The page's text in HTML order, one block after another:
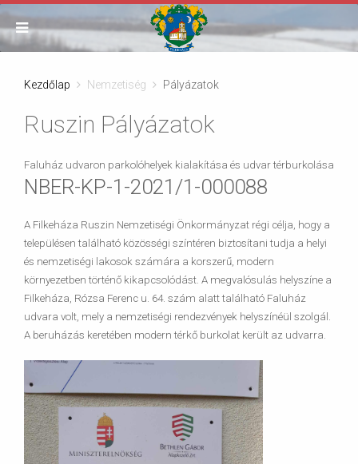
Kezdőlap Nemzetiség Pályázatok
Ruszin Pályázatok
Faluház udvaron parkolóhelyek kialakítása és udvar térburkolása
NBER-KP-1-2021/1-000088
A Filkeháza Ruszin Nemzetiségi Önkormányzat régi célja, hogy a
településen található közösségi színtéren biztosítani tudja a helyi
és nemzetiségi lakosok számára a korszerű, modern
környezetben történő kikapcsolódást. A megvalósulás helyszíne a
Filkeháza, Rózsa Ferenc u. 64. szám alatt található Faluház
udvara volt, mely a nemzetiségi rendezvények helyszínéül szolgál.
A beruházás keretében modern térkő burkolat került az udvarra.